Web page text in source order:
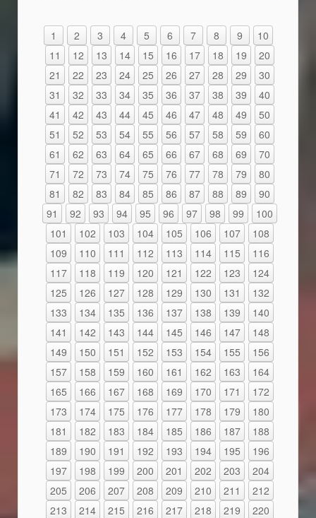
1 2 3 4 5 6 7 8 9
10
11
12 13 14 15 16 17 18 19
20
21
22 23 24 25 26 27 28 29
30
31
32 33 34 35 36 37 38 39
40
41
42 43 44 45 46 47 48 49
50
51
52 53 54 55 56 57 58 59
60
61
62 63 64 65 66 67 68 69
70
71
72 73 74 75 76 77 78 79
80
81
82 83 84 85 86 87 88 89
90
91
92 93 94 95 96 97 98 99
100
101
102 103 104 105 106 107
108
109
110 111 112 113 114 115
116
117
118 119 120 121 122 123
124
125
126 127 128 129 130 131
132
133
134 135 136 137 138 139
140
141
142 143 144 145 146 147
148
149
150 151 152 153 154 155
156
157
158 159 160 161 162 163
164
165
166 167 168 169 170 171
172
173
174 175 176 177 178 179
180
181
182 183 184 185 186 187
188
189
190 191 192 193 194 195
196
197
198 199 200 201 202 203
204
205
206 207 208 209 210 211
212
213
214 215 216 217 218 219
220